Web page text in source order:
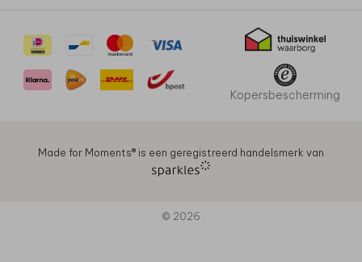
Kopersbescherming
Made for Moments®️ is een geregistreerd handelsmerk van
© 2026